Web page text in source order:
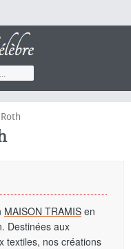
MAISON TRAMIS en
Destinées aux
textiles, nos créations